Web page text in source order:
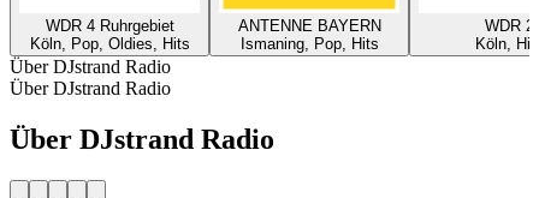
WDR 4 Ruhrgebiet
Köln, Pop, Oldies, Hits
ANTENNE BAYERN
Ismaning, Pop, Hits
WDR 2
Köln,
Über DJstrand Radio
Über DJstrand Radio
Über DJstrand Radio